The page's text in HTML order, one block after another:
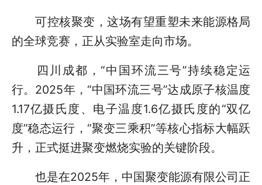
可控核聚变，这场有望重塑未来能源格局
的全球竞赛，正从实验室走向市场。
四川成都，“中国环流三号”持续稳定运
行。2025年，“中国环流三号”达成原子核温度
1.17亿摄氏度、电子温度1.6亿摄氏度的“双亿
度”稳态运行，“聚变三乘积”等核心指标大幅跃
升，正式挺进聚变燃烧实验的关键阶段。
也是在2025年，中国聚变能源有限公司正